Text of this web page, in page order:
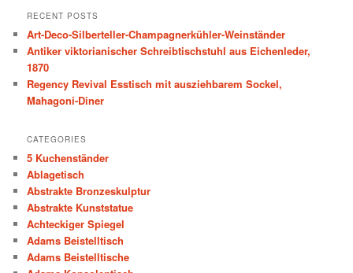
r
h
RECENT POSTS
Art-Deco-Silberteller-Champagnerkühler-Weinständer
Antiker viktorianischer Schreibtischstuhl aus Eichenleder,
1870
Regency Revival Esstisch mit ausziehbarem Sockel,
Mahagoni-Diner
CATEGORIES
5 Kuchenständer
Ablagetisch
Abstrakte Bronzeskulptur
Abstrakte Kunststatue
Achteckiger Spiegel
Adams Beistelltisch
Adams Beistelltische